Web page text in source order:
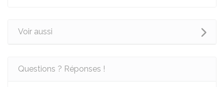
Voir aussi
Questions ? Réponses !